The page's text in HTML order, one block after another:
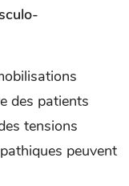
des patients
tensions
peuvent